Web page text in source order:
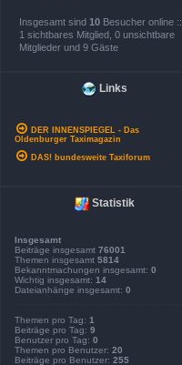
Insgesamt sind 10 Besucher online ::
1 sichtbares Mitglied, 0 unsichtbare
Mitglieder und 9 Gäste
Links
DER INNENSPIEGEL - Das
Oldenburger Taximagazin
DAS! bundesweite Taxiforum
Statistik
Insgesamt
Beiträge insgesamt 76001
Themen insgesamt 5814
Bekanntmachungen insgesamt: 0
Wichtig insgesamt: 14
Dateianhänge insgesamt: 0
Themen pro Tag: 1
Beiträge pro Tag: 9
Benutzer pro Tag: 0
Themen pro Benutzer: 20
Beiträge pro Benutzer: 255